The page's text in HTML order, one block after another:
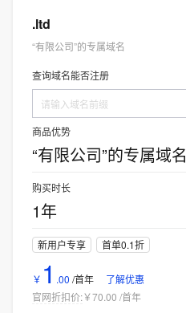
.ltd
“有限公司”的专属域名
查询域名能否注册
商品优势
“有限公司”的专属域名
购买时长
1年
新用户专享 首单0.1折
￥ 1 .00 /首年
了解优惠
官网折扣价:￥70.00 /首年